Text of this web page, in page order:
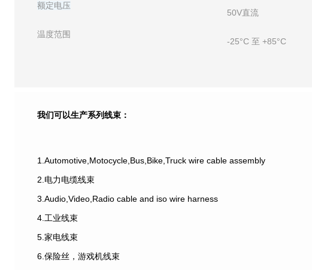
额定电压
50V直流
温度范围
-25°C 至 +85°C
我们可以生产系列线束：
1.Automotive,Motocycle,Bus,Bike,Truck wire cable assembly
2.电力电缆线束
3.Audio,Video,Radio cable and iso wire harness
4.工业线束
5.家电线束
6.保险丝，游戏机线束